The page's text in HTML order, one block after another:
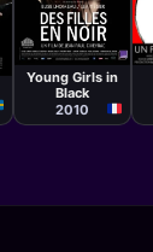
Película
Jean-Paul
Civeyrac
Young Girls in
Black
2010